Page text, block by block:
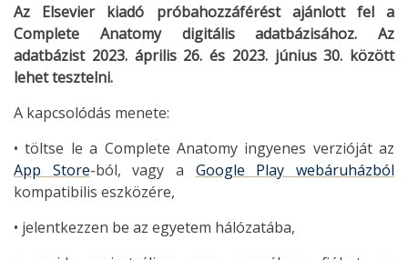
Az Elsevier kiadó próbahozzáférést ajánlott fel a
Complete Anatomy digitális adatbázisához. Az
adatbázist 2023. április 26. és 2023. június 30. között
lehet tesztelni.
A kapcsolódás menete:
• töltse le a Complete Anatomy ingyenes verzióját az
App Store-ból, vagy a Google Play webáruházból
kompatibilis eszközére,
• jelentkezzen be az egyetem hálózatába,